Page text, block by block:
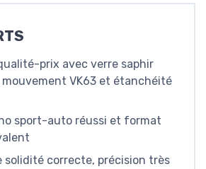
prix avec verre saphir
VK63 et étanchéité
sport-auto réussi et format
solidité correcte, précision très